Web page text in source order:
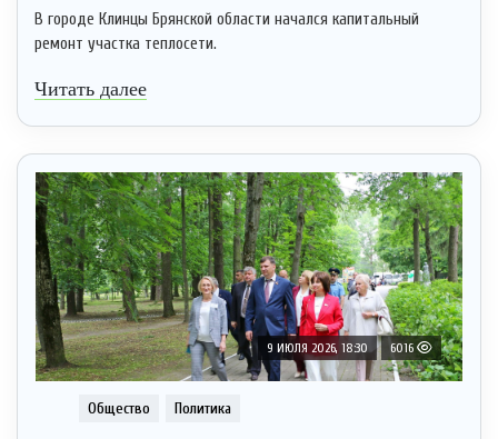
В городе Клинцы Брянской области начался капитальный
ремонт участка теплосети.
Читать далее
9 ИЮЛЯ 2026, 18:30 6016
Общество Политика